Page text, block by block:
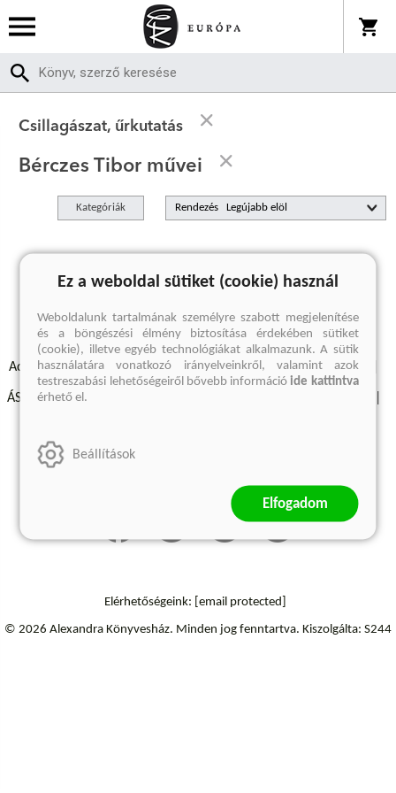
Csillagászat, űrkutatás
Bérczes Tibor művei
Kategóriák Rendezés
A keresett kifejezésre nincs találat
Adatvédelmi szabályzatok Elállási felmondási nyilatkozat
ÁSZF - Vásárlási feltételek
Szállítási információk
Elérhetőségeink: [email protected]
© 2026 Alexandra Könyvesház. Minden jog fenntartva. Kiszolgálta: S244
Ez a weboldal sütiket (cookie) használ
Weboldalunk tartalmának személyre szabott megjelenítése
és a böngészési élmény biztosítása érdekében sütiket
(cookie), illetve egyéb technológiákat alkalmazunk. A sütik
használatára vonatkozó irányelveinkről, valamint azok
testreszabási lehetőségeiről bővebb információide kattintva
érhető el.
Beállítások
Elfogadom